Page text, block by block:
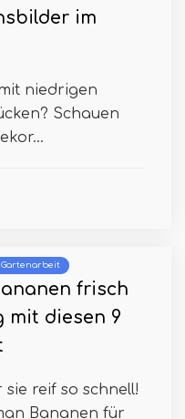
im
niedrigen
Schauen
Gartenarbeit
frisch
mit diesen 9
reif so schnell!
Bananen für